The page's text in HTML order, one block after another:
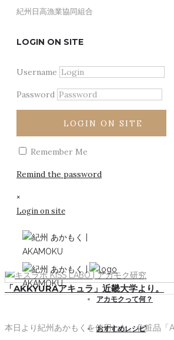
紀州日高漁業協同組合
LOGIN ON SITE
Username
Password
LOGIN ON SITE
Remember Me
Remind the password
×
Login on site
アカモクって何？
アカモクって何？
美の研究所も認める実力派
藻場を護る 海の男たち
海から食卓まで。
おすすめレシピ
そのままシンプルに
白崎シーサイドハイツ白崎荘
平佐館
久家旅館
BOAT CAFE -衣奈マリーナ
道の駅 白崎海洋公園
銀しゃり屋 まるいち
産直市場よってって いなり本館
JA紀州 Aコープゆら
道の駅 白崎海洋公園
もとや魚店
あかもく
海藻「紀州アカ
フードとして注
海藻「紀州アカモク」を使用し
2021年2月1日に発表いたします！
「AKKYURAアキュラ」近畿大学より。
本日より紀州あかもくを使用した、化粧品「